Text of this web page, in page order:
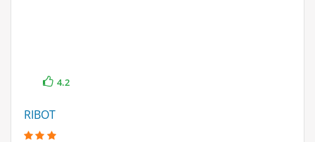
4.2
RIBOT